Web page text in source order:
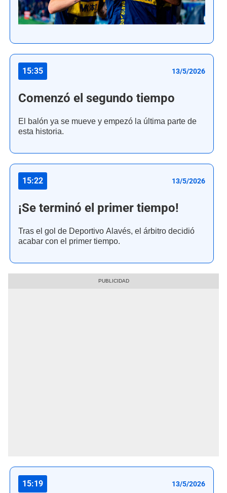
15:35 13/5/2026
Comenzó el segundo tiempo
El balón ya se mueve y empezó la última parte de
esta historia.
15:22 13/5/2026
¡Se terminó el primer tiempo!
Tras el gol de Deportivo Alavés, el árbitro decidió
acabar con el primer tiempo.
15:19 13/5/2026